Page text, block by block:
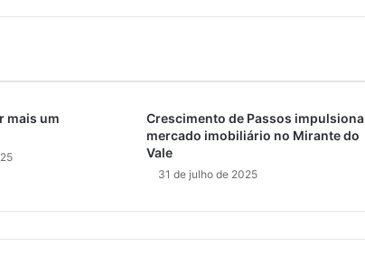
mais um
Crescimento de Passos impulsiona
mercado imobiliário no Mirante do
Vale
31 de julho de 2025